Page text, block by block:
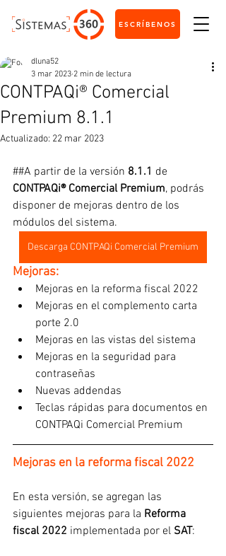
ESCRÍBENOS
CONTPAQi® Comercial
Premium 8.1.1
dluna52
3 mar 2023 2 min de lectura
Actualizado: 22 mar 2023
##A partir de la versión 8.1.1 de
CONTPAQi® Comercial Premium, podrás
disponer de mejoras dentro de los
módulos del sistema.
Descarga CONTPAQi Comercial Premium
Mejoras:
Mejoras en la reforma fiscal 2022
Mejoras en el complemento carta
porte 2.0
Mejoras en las vistas del sistema
Mejoras en la seguridad para
contraseñas
Nuevas addendas
Teclas rápidas para documentos en
CONTPAQi Comercial Premium
Mejoras en la reforma fiscal 2022
En esta versión, se agregan las
siguientes mejoras para la Reforma
fiscal 2022 implementada por el SAT: